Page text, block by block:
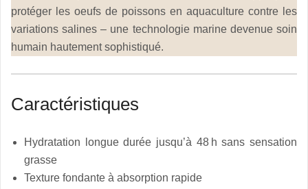
protéger les oeufs de poissons en aquaculture contre les
variations salines – une technologie marine devenue soin
humain hautement sophistiqué.
Caractéristiques
Hydratation longue durée jusqu’à 48 h sans sensation
grasse
Texture fondante à absorption rapide